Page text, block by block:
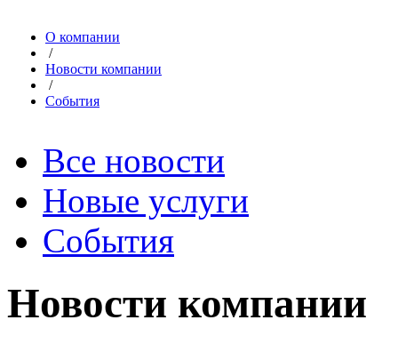
О компании
/
Новости компании
/
События
Все новости
Новые услуги
События
Новости компании